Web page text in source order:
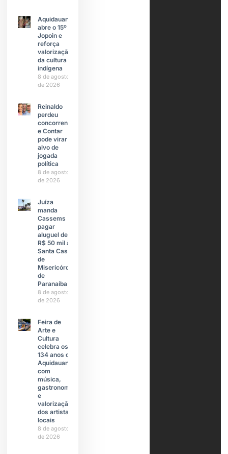
Aquidauana
abre o 15º
Jopoin e
reforça
valorização
da cultura
indígena
8 de agosto
de 2026
Reinaldo
perdeu
concorrente
e Contar
pode virar
alvo de
jogada
política
8 de agosto
de 2026
Juíza
manda
Cassems
pagar
aluguel de
R$ 50 mil à
Santa Casa
de
Misericórdia
de
Paranaíba
8 de agosto
de 2026
Feira de
Arte e
Cultura
celebra os
134 anos de
Aquidauana
com
música,
gastronomia
e
valorização
dos artistas
locais
8 de agosto
de 2026